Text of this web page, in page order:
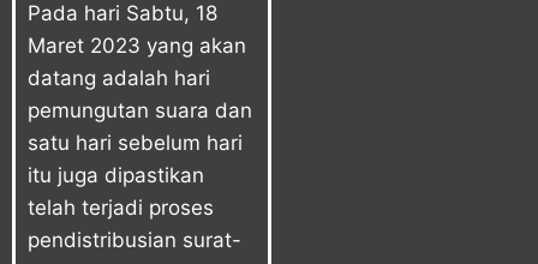
Pada hari Sabtu, 18
Maret 2023 yang akan
datang adalah hari
pemungutan suara dan
satu hari sebelum hari
itu juga dipastikan
telah terjadi proses
pendistribusian surat-